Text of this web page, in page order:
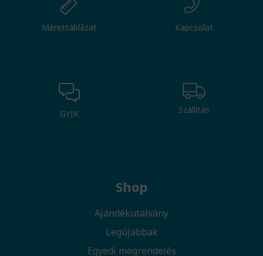
Mérettáblázat Kapcsolat
GYIK Szállítás
Shop
Ajándékutalvány
Legújabbak
Egyedi megrendelés